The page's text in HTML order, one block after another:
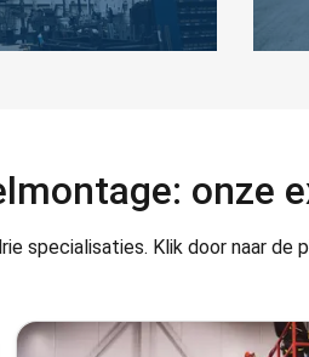
onze
specialisaties. Klik door naar de